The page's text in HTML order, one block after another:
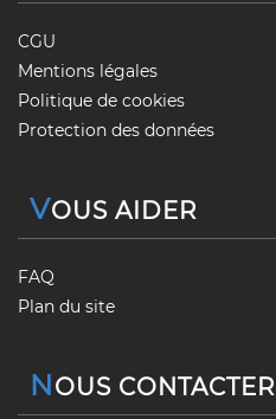
CGU
Mentions légales
Politique de cookies
Protection des données
VOUS AIDER
FAQ
Plan du site
NOUS CONTACTER